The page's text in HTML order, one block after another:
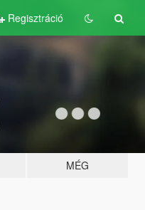
Regisztráció
MÉG